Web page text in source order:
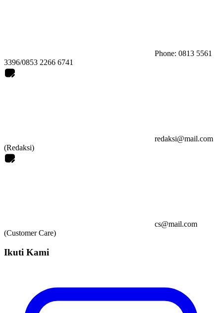
Phone: 0813 5561
3396/0853 2266 6741
redaksi@mail.com
(Redaksi)
cs@mail.com
(Customer Care)
Ikuti Kami